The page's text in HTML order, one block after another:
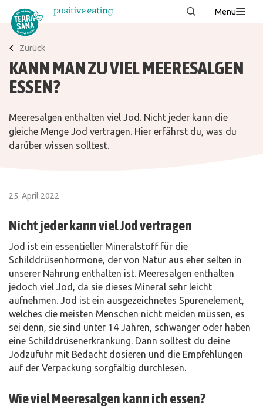
Menu
Über uns
Wissenswertes
Downloads
Rezepte
Zurück
KANN MAN ZU VIEL MEERESALGEN
ESSEN?
Meeresalgen enthalten viel Jod. Nicht jeder kann die
gleiche Menge Jod vertragen. Hier erfährst du, was du
darüber wissen solltest.
25. April 2022
Nicht jeder kann viel Jod vertragen
Jod ist ein essentieller Mineralstoff für die
Schilddrüsenhormone, der von Natur aus eher selten in
unserer Nahrung enthalten ist. Meeresalgen enthalten
jedoch viel Jod, da sie dieses Mineral sehr leicht
aufnehmen. Jod ist ein ausgezeichnetes Spurenelement,
welches die meisten Menschen nicht meiden müssen, es
sei denn, sie sind unter 14 Jahren, schwanger oder haben
eine Schilddrüsenerkrankung. Dann solltest du deine
Jodzufuhr mit Bedacht dosieren und die Empfehlungen
auf der Verpackung sorgfältig durchlesen.
Wie viel Meeresalgen kann ich essen?